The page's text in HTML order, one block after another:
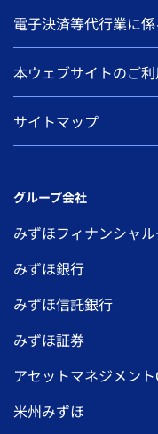
電子決済等代行業に
本ウェブサイトのご
サイトマップ
グループ会社
みずほフィナンシャ
みずほ銀行
みずほ信託銀行
みずほ証券
アセットマネジメン
米州みずほ